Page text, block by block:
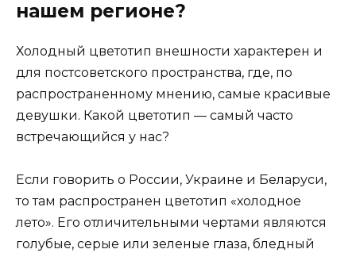
нашем регионе?
Холодный цветотип внешности характерен и
для постсоветского пространства, где, по
распространенному мнению, самые красивые
девушки. Какой цветотип — самый часто
встречающийся у нас?
Если говорить о России, Украине и Беларуси,
то там распространен цветотип «холодное
лето». Его отличительными чертами являются
голубые, серые или зеленые глаза, бледный